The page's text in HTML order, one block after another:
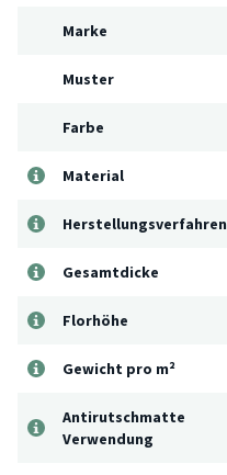
Marke
Muster
Farbe
Material
Herstellungsverfahren
Gesamtdicke
Florhöhe
Gewicht pro m²
Antirutschmatte
Verwendung